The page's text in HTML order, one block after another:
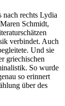
nach rechts Lydia
Schmidt,
verbindet. Auch
Und sie
griechischen
So wurde
so erinnert
über des